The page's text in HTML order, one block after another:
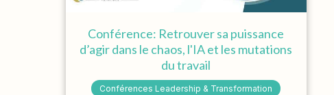
Conférence: Retrouver sa puissance
d’agir dans le chaos, l'IA et les mutations
du travail
Conférences Leadership & Transformation